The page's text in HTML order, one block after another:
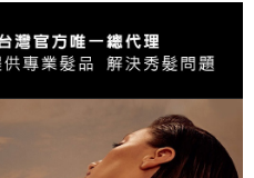
戶之使用額度並採取法律行動。